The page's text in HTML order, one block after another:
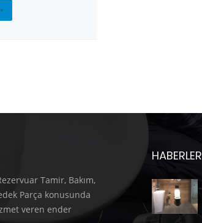
Tamir, Bakım,
Parça konusunda
veren ender
HABERLER